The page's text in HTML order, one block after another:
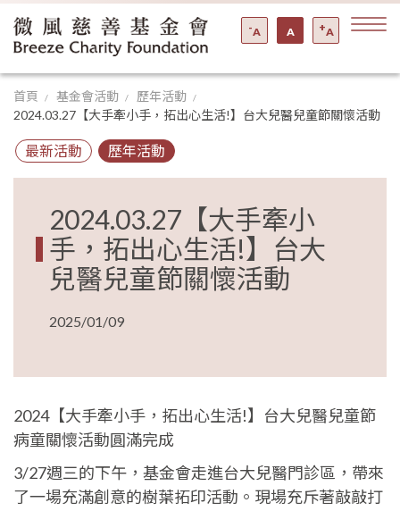
+A
A
-A
首頁 基金會活動
歷年活動
2024.03.27【大手牽小手，拓出心生活!】台大兒醫兒童節關懷活動
最新活動 歷年活動
2024.03.27【大手牽小
手，拓出心生活!】台大
兒醫兒童節關懷活動
2025/01/09
2024【大手牽小手，拓出心生活!】台大兒醫兒童節
病童關懷活動圓滿完成
3/27週三的下午，基金會走進台大兒醫門診區，帶來
了一場充滿創意的樹葉拓印活動。現場充斥著敲敲打